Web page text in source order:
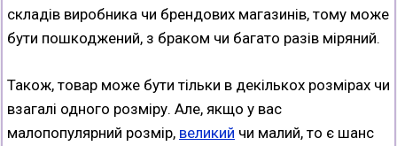
складів виробника чи брендових магазинів, тому може
бути пошкоджений, з браком чи багато разів міряний.
Також, товар може бути тільки в декількох розмірах чи
взагалі одного розміру. Але, якщо у вас
малопопулярний розмір, великий чи малий, то є шанс